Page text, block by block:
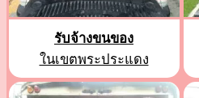
รับจ้างขนของ
ในเขตพระประแดง